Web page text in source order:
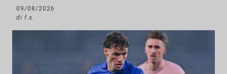
09/08/2026
di f.s.